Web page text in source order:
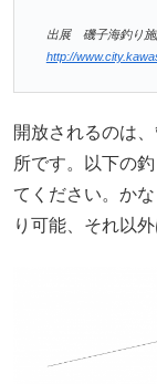
出展 磯子海釣り
http://
開放されるのは
所です。以下の
てください。か
り可能、それ以外